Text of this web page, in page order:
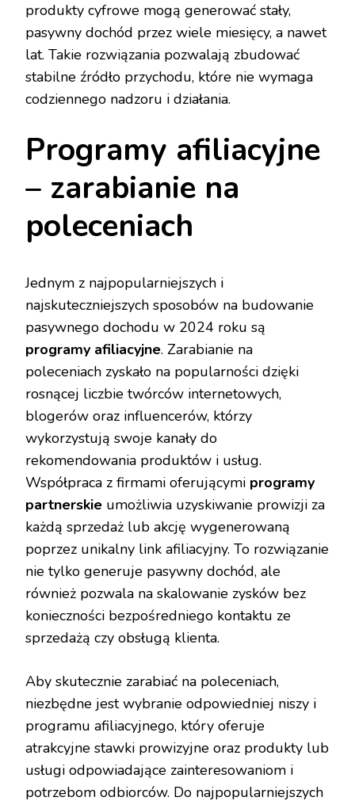
produkty cyfrowe mogą generować stały,
pasywny dochód przez wiele miesięcy, a nawet
lat. Takie rozwiązania pozwalają zbudować
stabilne źródło przychodu, które nie wymaga
codziennego nadzoru i działania.
Programy afiliacyjne
– zarabianie na
poleceniach
Jednym z najpopularniejszych i
najskuteczniejszych sposobów na budowanie
pasywnego dochodu w 2024 roku są
programy afiliacyjne. Zarabianie na
poleceniach zyskało na popularności dzięki
rosnącej liczbie twórców internetowych,
blogerów oraz influencerów, którzy
wykorzystują swoje kanały do
rekomendowania produktów i usług.
Współpraca z firmami oferującymi programy
partnerskie umożliwia uzyskiwanie prowizji za
każdą sprzedaż lub akcję wygenerowaną
poprzez unikalny link afiliacyjny. To rozwiązanie
nie tylko generuje pasywny dochód, ale
również pozwala na skalowanie zysków bez
konieczności bezpośredniego kontaktu ze
sprzedażą czy obsługą klienta.
Aby skutecznie zarabiać na poleceniach,
niezbędne jest wybranie odpowiedniej niszy i
programu afiliacyjnego, który oferuje
atrakcyjne stawki prowizyjne oraz produkty lub
usługi odpowiadające zainteresowaniom i
potrzebom odbiorców. Do najpopularniejszych